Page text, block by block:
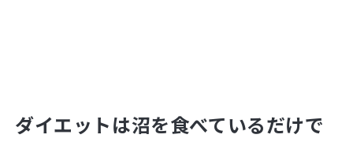
ダイエットは沼を食べているだけで